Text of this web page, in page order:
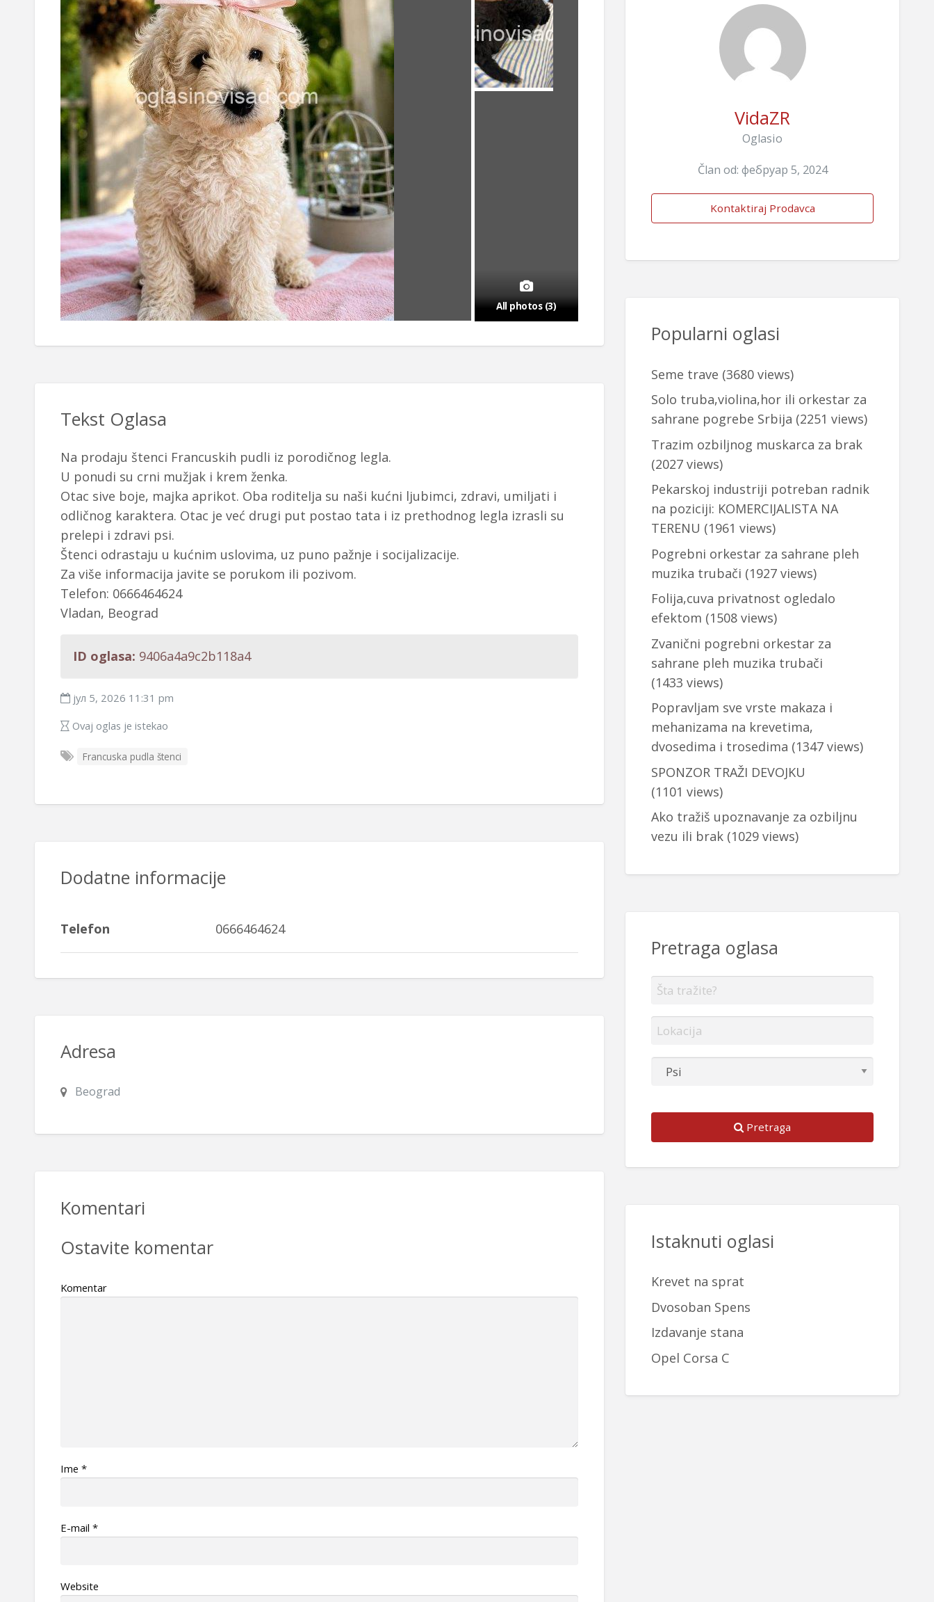
All photos (3)
Tekst Oglasa
Na prodaju štenci Francuskih pudli iz porodičnog legla.
U ponudi su crni mužjak i krem ženka.
Otac sive boje, majka aprikot. Oba roditelja su naši kućni ljubimci, zdravi, umiljati i
odličnog karaktera. Otac je već drugi put postao tata i iz prethodnog legla izrasli su
prelepi i zdravi psi.
Štenci odrastaju u kućnim uslovima, uz puno pažnje i socijalizacije.
Za više informacija javite se porukom ili pozivom.
Telefon: 0666464624
Vladan, Beograd
ID oglasa: 9406a4a9c2b118a4
јул 5, 2026 11:31 pm
Ovaj oglas je istekao
Francuska pudla štenci
Dodatne informacije
Telefon 0666464624
Adresa
Beograd
Komentari
Ostavite komentar
Komentar
Ime *
Е-mail *
Website
VidaZR
Oglasio
Član od: фебруар 5, 2024
Kontaktiraj Prodavca
Popularni oglasi
Seme trave (3680 views)
Solo truba,violina,hor ili orkestar za
sahrane pogrebe Srbija (2251 views)
Trazim ozbiljnog muskarca za brak
(2027 views)
Pekarskoj industriji potreban radnik
na poziciji: KOMERCIJALISTA NA
TERENU (1961 views)
Pogrebni orkestar za sahrane pleh
muzika trubači (1927 views)
Folija,cuva privatnost ogledalo
efektom (1508 views)
Zvanični pogrebni orkestar za
sahrane pleh muzika trubači
(1433 views)
Popravljam sve vrste makaza i
mehanizama na krevetima,
dvosedima i trosedima (1347 views)
SPONZOR TRAŽI DEVOJKU
(1101 views)
Ako tražiš upoznavanje za ozbiljnu
vezu ili brak(1029 views)
Pretraga oglasa
Pretraga
Istaknuti oglasi
Krevet na sprat
Dvosoban Spens
Izdavanje stana
Opel Corsa C